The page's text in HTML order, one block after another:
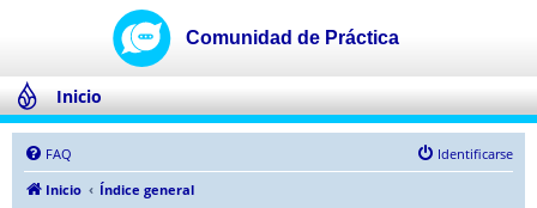
Inicio
FAQ
Identificarse
Inicio
Índice general